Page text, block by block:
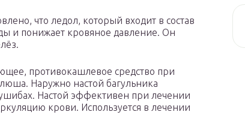
что ледол, который входит в состав
и понижает кровяное давление. Он
противокашлевое средство при
Наружно настой багульника
Настой эффективен при лечении
крови. Используется в лечении